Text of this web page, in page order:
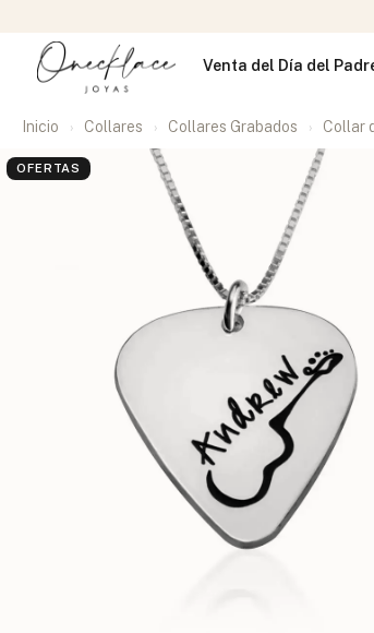
Venta del Día del
Inicio Collares Collares Grabados Collar
OFERTAS